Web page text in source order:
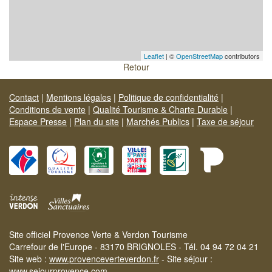
Leaflet | ©OpenStreetMapcontributors
Retour
Contact | Mentions légales | Politique de confidentialité |
Conditions de vente | Qualité Tourisme & Charte Durable |
Espace Presse | Plan du site | Marchés Publics | Taxe de séjour
Site officiel Provence Verte & Verdon Tourisme
Carrefour de l'Europe - 83170 BRIGNOLES - Tél. 04 94 72 04 21
Site web : www.provenceverteverdon.fr - Site séjour :